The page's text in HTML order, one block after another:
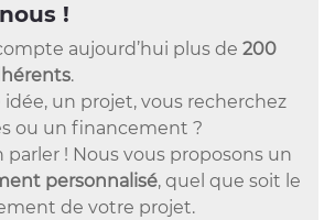
!
aujourd’hui plus de 200
.
idée, un projet, vous recherchez
ou un financement ?
parler ! Nous vous proposons un
personnalisé, quel que soit le
de votre projet.